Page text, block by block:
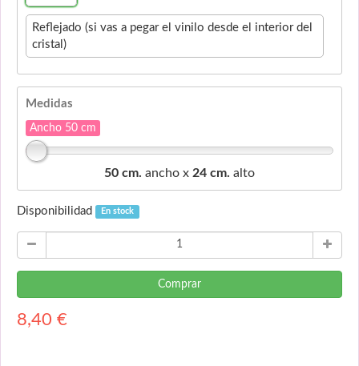
Reflejado (si vas a pegar el vinilo desde el interior del
cristal)
Medidas
Ancho 50 cm
50 cm. ancho x 24 cm. alto
Disponibilidad En stock
Comprar
8,40 €